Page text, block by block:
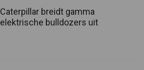
Caterpillar breidt gamma
elektrische bulldozers uit